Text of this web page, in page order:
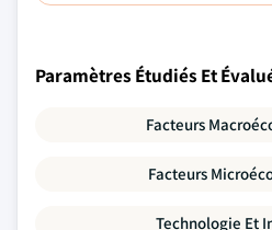
Paramètres Étudiés Et
Facteurs
Facteurs
Technologie Et